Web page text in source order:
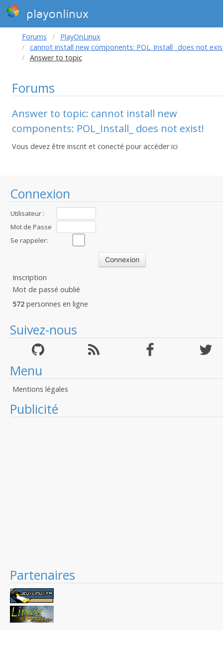
playonlinux
Connexion
Utilisateur :
Mot de Passe
:Se rappeler:
Inscription
Mot de passé oublié
572 personnes en ligne
Suivez-nous
Menu
Mentions légales
Publicité
Partenaires
Forums
PlayOnLinux
cannot install new components: POL_Install_ does not
Answer to topic
Forums
Answer to topic: cannot install new
components: POL_Install_ does not exist!
Vous devez être inscrit et conecté pour accéder ici